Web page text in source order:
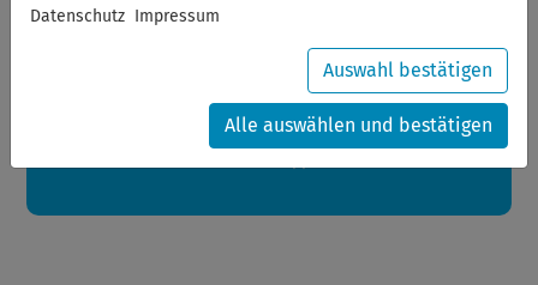
Sehr geehrte Kunden,
Ihre Bestellungen in diesem Zeitraum werden ab dem
24.08.2026 verschickt.
Eine schöne Sommerpause
Datenschutz Impressum
Auswahl bestätigen
Alle auswählen und bestätigen